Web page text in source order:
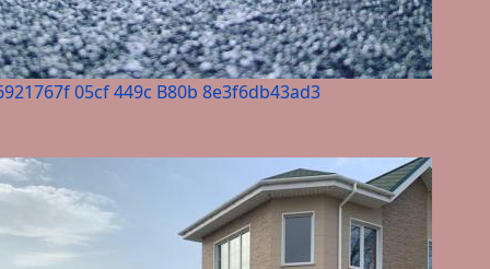
05cf 449c B80b 8e3f6db43ad3